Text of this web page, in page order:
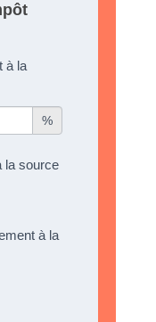
à la
%
la source
à la